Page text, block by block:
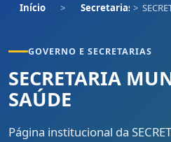
Início Secretarias
GOVERNO E SECRETARIAS
SECRETARIA
SAÚDE
Página institucional da